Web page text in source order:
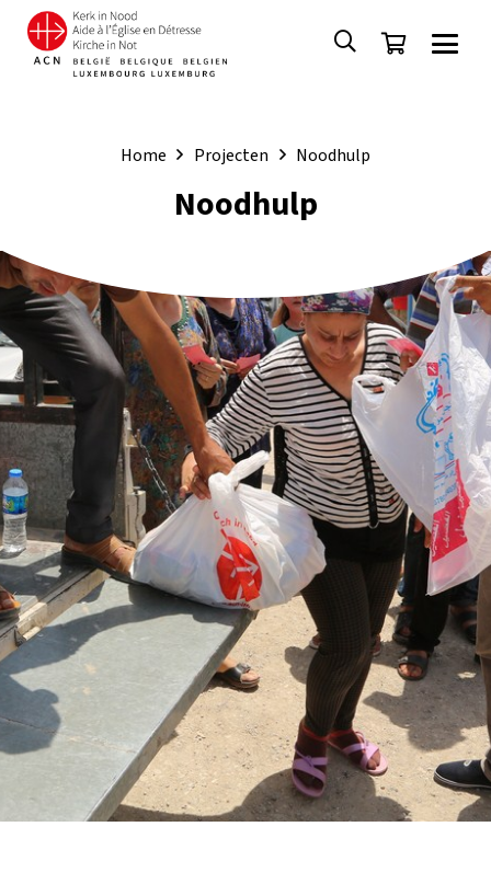
Home Projecten Noodhulp
Noodhulp